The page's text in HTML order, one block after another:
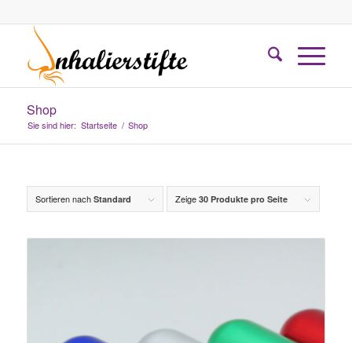
Shop
Sie sind hier: Startseite / Shop
Sortieren nach Standard Zeige 30 Produkte pro Seite